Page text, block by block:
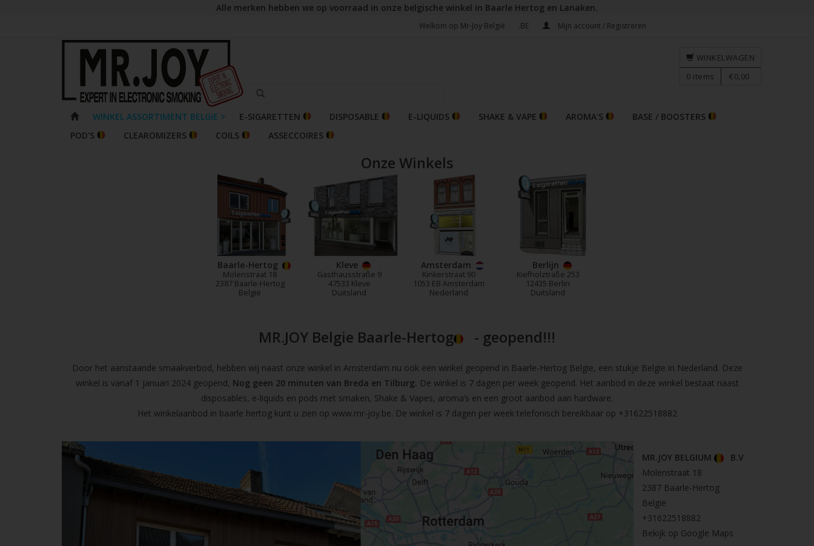
Alle merken hebben we op voorraad in onze belgische winkel in Baarle Hertog en Lanaken.
Welkom op Mr-Joy België .BE Mijn account / Registreren
WINKEL ASSORTIMENT BELGIE > E-SIGARETTEN DISPOSABLE E-LIQUIDS SHAKE & VAPE AROMA'S
BASE / BOOSTERS
POD'S
CLEAROMIZERS COILS ASSECCOIRES
WINKELWAGEN
0 items €0,00
Onze Winkels
Baarle-Hertog
Molenstraat 18
2387 Baarle-Hertog
België
Kleve
Gasthausstraße 9
47533 Kleve
Duitsland
Amsterdam
Kinkerstraat 90
1053 EB Amsterdam
Nederland
Berlijn
Kiefholztraße 253
12435 Berlin
Duitsland
MR.JOY Belgie Baarle-Hertog - geopend!!!
Door het aanstaande smaakverbod, hebben wij naast onze winkel in Amsterdam nu ook een winkel geopend in Baarle-Hertog Belgie, een stukje Belgie in Nederland. Deze
winkel is vanaf 1 januari 2024 geopend, Nog geen 20 minuten van Breda en Tilburg. De winkel is 7 dagen per week geopend. Het aanbod in deze winkel bestaat naast
disposables, e-liquids en pods met smaken, Shake & Vapes, aroma’s en een groot aanbod aan hardware.
Het winkelaanbod in baarle hertog kunt u zien op www.mr-joy.be. De winkel is 7 dagen per week telefonisch bereikbaar op +31622518882
MR.JOY BELGIUM
B.V
Molenstraat 18
2387 Baarle-Hertog
België
+31622518882
Bekijk op Google Maps